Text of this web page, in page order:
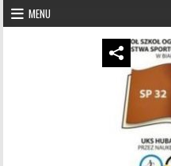
Skip to content
MENU